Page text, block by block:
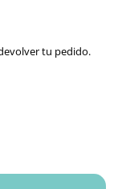
tu pedido.